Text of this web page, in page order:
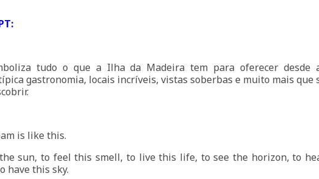
tudo o que a Ilha da Madeira tem para oferecer desde
gastronomia, locais incríveis, vistas soberbas e muito mais que
is like this.
sun, to feel this smell, to live this life, to see the horizon, to
have this sky.